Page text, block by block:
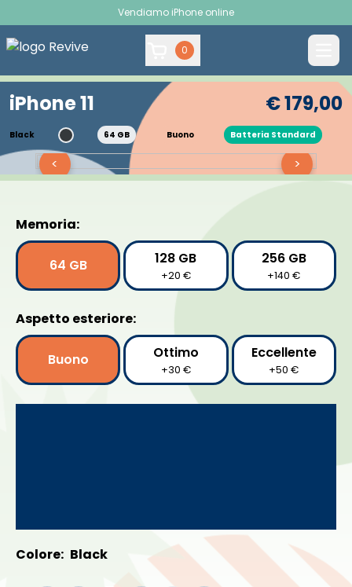
Vendiamo iPhone online
0
iPhone 11 € 179,00
Black 64 GB Buono Batteria Standard
>
<
Memoria:
64 GB 128 GB
+20 €
256 GB
+140 €
Aspetto esteriore:
Buono Ottimo
+30 €
Eccellente
+50 €
Colore: Black